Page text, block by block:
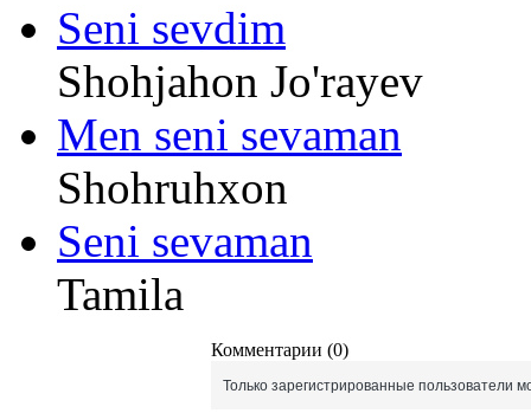
Seni sevdim
Shohjahon Jo'rayev
Men seni sevaman
Shohruhxon
Seni sevaman
Tamila
Комментарии (0)
Только зарегистрированные пользователи